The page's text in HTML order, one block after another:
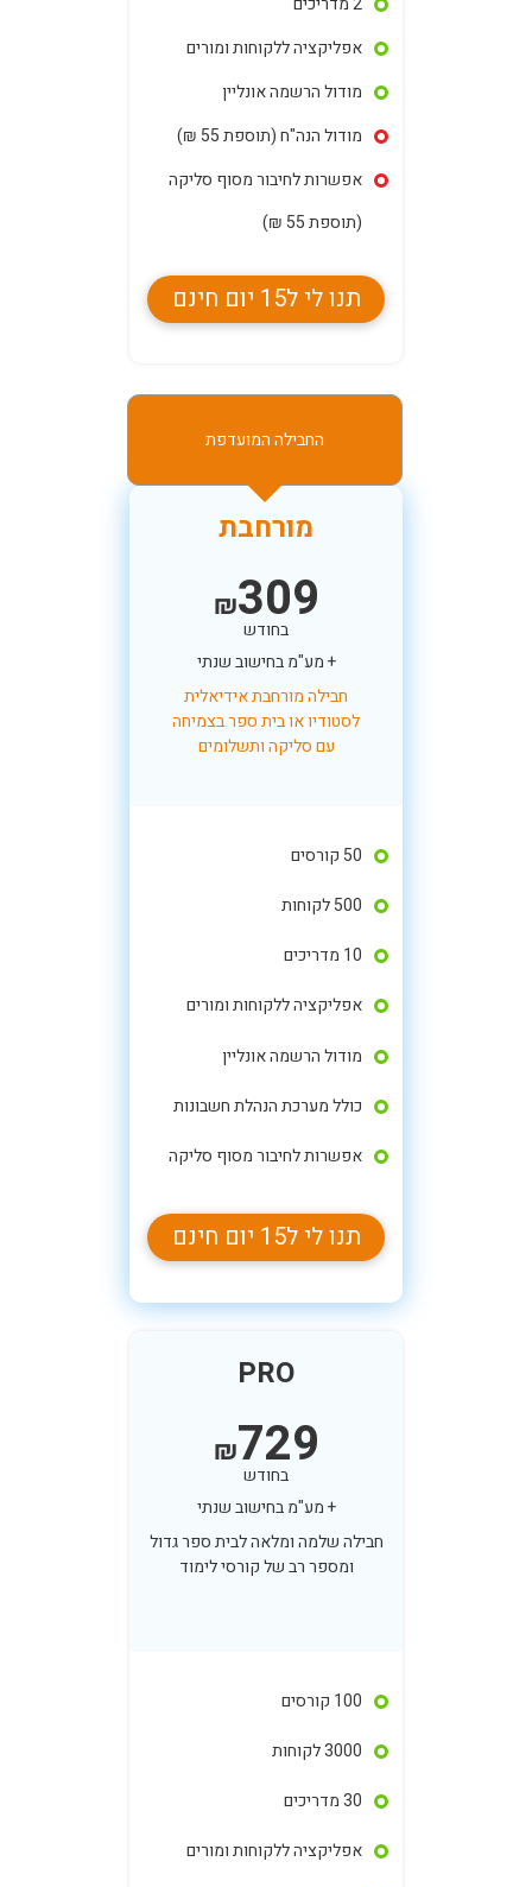
אפליקציה ללקוחות ומורים
מודול הרשמה אונליין
מודול הנה"ח (תוספת 55 ₪)
אפשרות לחיבור מסוף סליקה
(תוספת 55 ₪)
תנו לי ל15 יום חינם
החבילה המועדפת
מורחבת
₪309
בחודש
+ מע"מ בחישוב שנתי
חבילה מורחבת אידיאלית
לסטודיו או בית ספר בצמיחה
עם סליקה ותשלומים
50 קורסים
500 לקוחות
10 מדריכים
אפליקציה ללקוחות ומורים
מודול הרשמה אונליין
כולל מערכת הנהלת חשבונות
אפשרות לחיבור מסוף סליקה
תנו לי ל15 יום חינם
PRO
₪729
בחודש
+ מע"מ בחישוב שנתי
חבילה שלמה ומלאה לבית ספר גדול
ומספר רב של קורסי לימוד
100 קורסים
3000 לקוחות
30 מדריכים
אפליקציה ללקוחות ומורים